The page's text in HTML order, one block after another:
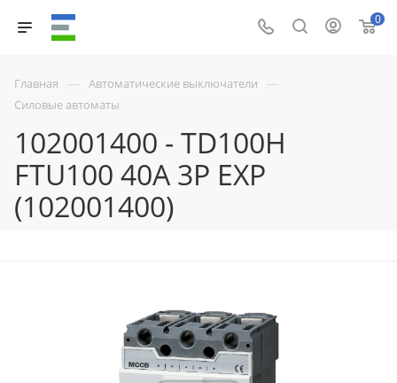
0
Главная — Автоматические выключатели —
Силовые автоматы
102001400 - TD100H
FTU100 40A 3P EXP
(102001400)